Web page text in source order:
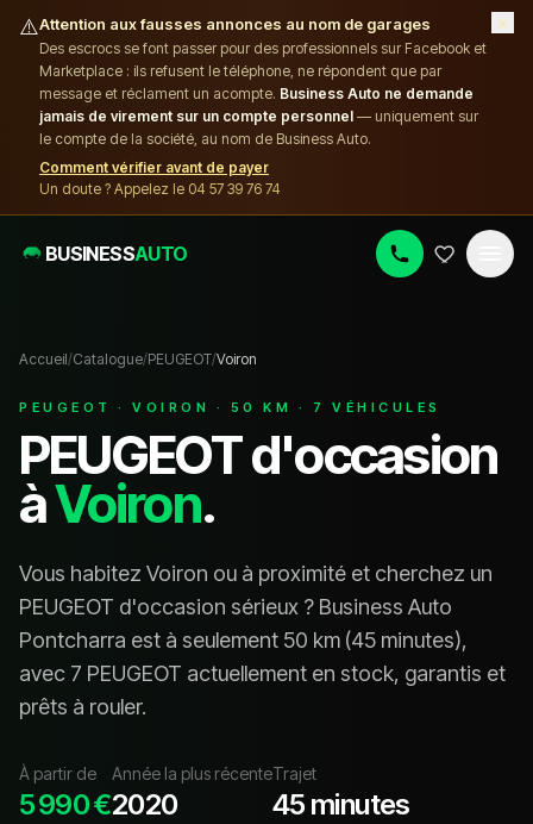
⚠️Attention aux fausses annonces au nom de garages
Des escrocs se font passer pour des professionnels sur Facebook et
Marketplace : ils refusent le téléphone, ne répondent que par
message et réclament un acompte. Business Auto ne demande
jamais de virement sur un compte personnel — uniquement sur
le compte de la société, au nom de Business Auto.
Comment vérifier avant de payer
Un doute ? Appelez le 04 57 39 76 74
×
BUSINESSAUTO
Accueil/Catalogue/PEUGEOT/Voiron
PEUGEOT ·VOIRON · 50 KM · 7 VÉHICULES
PEUGEOTd'occasion
àVoiron.
Vous habitez Voiron ou à proximité et cherchez un
PEUGEOT d'occasion sérieux ? Business Auto
Pontcharra est à seulement 50 km (45 minutes),
avec 7 PEUGEOT actuellement en stock, garantis et
prêts à rouler.
À partir de
5 990 €
Année la plus récente
2020
Trajet
45 minutes